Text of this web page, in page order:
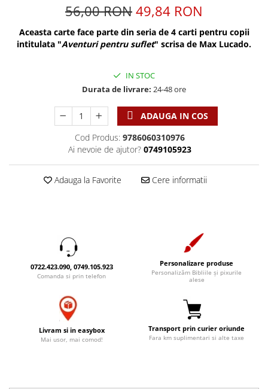
Eseuri
Viata de familie
Harfe / Partituri
Predici/ Schite de predici
Resurse studiu biblic
Instrumente teologice
Comentarii
Dictionare
Jurnale
Foarte puternici
Obiecte decorative
Produse din lemn
Accesorii birou
Tablouri din lemn
Pungi cadou cu versete
Alte suveniruri
Suport pahar
Timisoara
Suport pahar
Tablouri
Magneti
56,00 RON 49,84 RON
Aceasta carte face parte din seria de 4 carti pentru copii
intitulata "Aventuri pentru suflet" scrisa de Max Lucado.
IN STOC
Durata de livrare: 24-48 ore
ADAUGA IN COS
Cod Produs: 9786060310976
Ai nevoie de ajutor? 0749105923
Adauga la Favorite Cere informatii
0722.423.090, 0749.105.923
Comanda si prin telefon
Personalizare produse
Personalizăm Bibliile și pixurile
alese
Livram si in easybox
Mai usor, mai comod!
Transport prin curier oriunde
Fara km suplimentari si alte taxe